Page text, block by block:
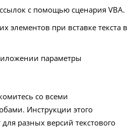
с помощью сценария VBA.
элементов при вставке текста в
параметры
со всеми
Инструкции этого
разных версий текстового